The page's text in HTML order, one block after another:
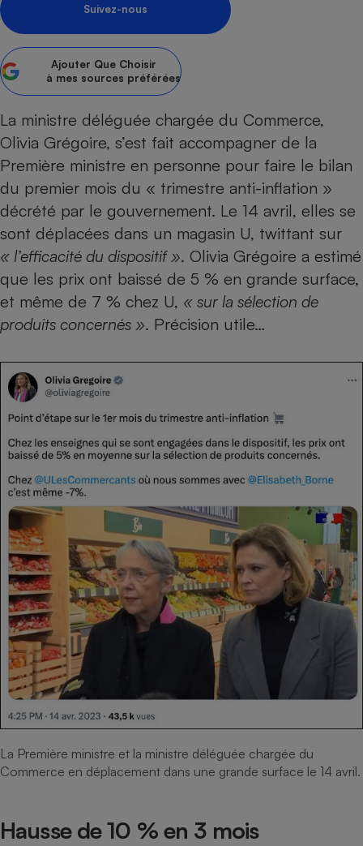
Suivez-nous
Ajouter Que Choisir
à mes sources préférées
La ministre déléguée chargée du Commerce,
Olivia Grégoire, s’est fait accompagner de la
Première ministre en personne pour faire le bilan
du premier mois du « trimestre anti-inflation »
décrété par le gouvernement. Le 14 avril, elles se
sont déplacées dans un magasin U, twittant sur
« l’efficacité du dispositif ». Olivia Grégoire a estimé
que les prix ont baissé de 5 % en grande surface,
et même de 7 % chez U, « sur la sélection de
produits concernés ». Précision utile…
La Première ministre et la ministre déléguée chargée du
Commerce en déplacement dans une grande surface le 14 avril.
Hausse de 10 % en 3 mois
bouteille
Banque
Petit électroménager -
Lave-linge
induction
Climatiseur -
Ventilateur
Cafetière à expressos
Téléviseur
Antivirus
Matelas
Radiateur électrique
Climatiseur -
Antimoustique